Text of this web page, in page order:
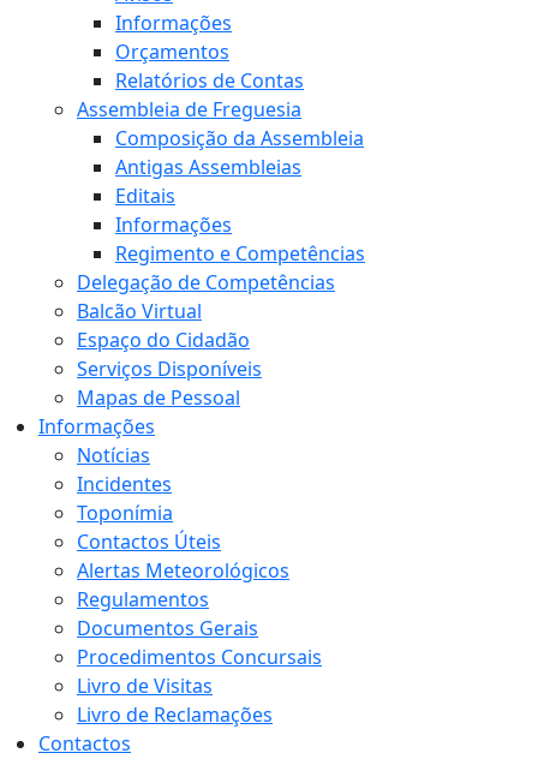
Informações
Orçamentos
Relatórios de Contas
Assembleia de Freguesia
Composição da Assembleia
Antigas Assembleias
Editais
Informações
Regimento e Competências
Delegação de Competências
Balcão Virtual
Espaço do Cidadão
Serviços Disponíveis
Mapas de Pessoal
Informações
Notícias
Incidentes
Toponímia
Contactos Úteis
Alertas Meteorológicos
Regulamentos
Documentos Gerais
Procedimentos Concursais
Livro de Visitas
Livro de Reclamações
Contactos